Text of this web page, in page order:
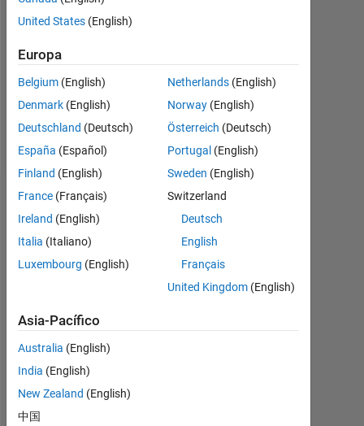
Followers:
Following:
0
Follow
Panel de control
Feeds
United States (English)
Europa
Belgium (English)
Denmark (English)
Deutschland (Deutsch)
España (Español)
Finland (English)
France (Français)
Ireland (English)
Italia (Italiano)
Luxembourg (English)
Netherlands(English)
Norway(English)
Österreich (Deutsch)
Portugal (English)
Sweden (English)
Switzerland
Deutsch
English
Français
United Kingdom(English)
Asia-Pacífico
Australia (English)
India (English)
New Zealand (English)
中国